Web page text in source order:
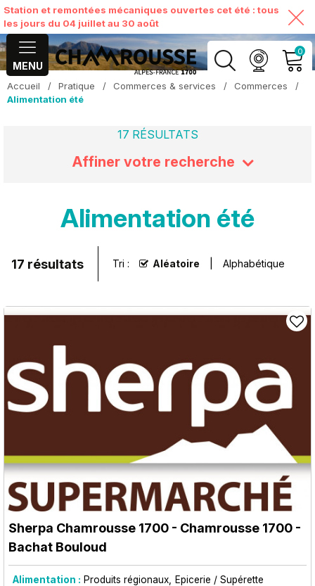
Station et remontées mécaniques ouvertes cet été : tous
les jours du 04 juillet au 30 août
MENU
0
MON COMPTE
VOIR MON PANIER
Accueil / Pratique / Commerces & services / Commerces
/
Alimentation été
Affiner votre recherche
17 RÉSULTATS
Alimentation été
17 résultats Tri : Aléatoire Alphabétique
Sherpa Chamrousse 1700 - Chamrousse 1700 -
Bachat Bouloud
Alimentation : Produits régionaux Epicerie / Supérette